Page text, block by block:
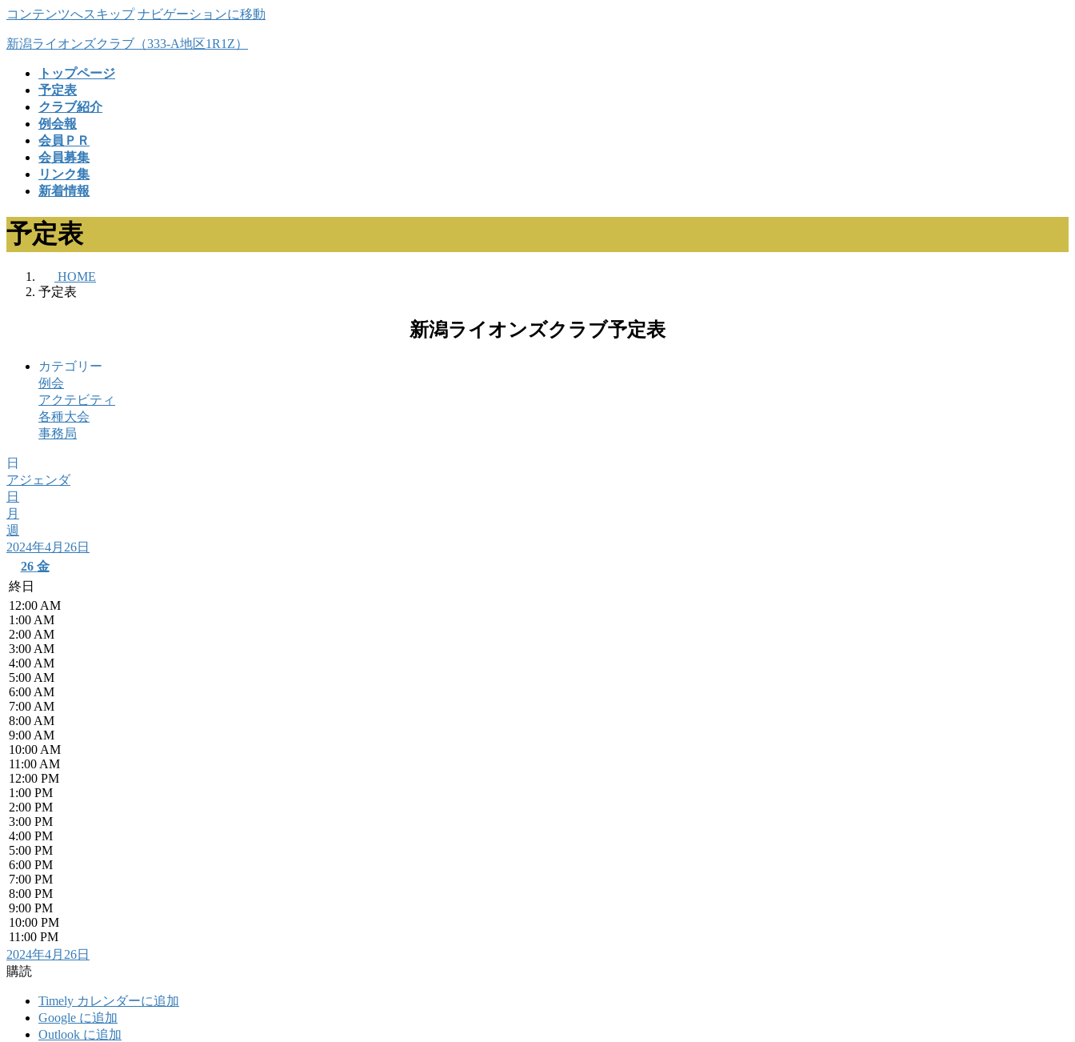
コンテンツへスキップ ナビゲーションに移動
新潟ライオンズクラブ（333-A地区1R1Z）
トップページ
予定表
クラブ紹介
例会報
会員ＰＲ
会員募集
リンク集
新着情報
予定表
HOME
予定表
新潟ライオンズクラブ予定表
カテゴリー
例会
アクテビティ
各種大会
事務局
日
アジェンダ
日
月
週
2024年4月26日
26 金
終日
12:00 AM
1:00 AM
2:00 AM
3:00 AM
4:00 AM
5:00 AM
6:00 AM
7:00 AM
8:00 AM
9:00 AM
10:00 AM
11:00 AM
12:00 PM
1:00 PM
2:00 PM
3:00 PM
4:00 PM
5:00 PM
6:00 PM
7:00 PM
8:00 PM
9:00 PM
10:00 PM
11:00 PM
2024年4月26日
購読
Timely カレンダーに追加
Google に追加
Outlook に追加